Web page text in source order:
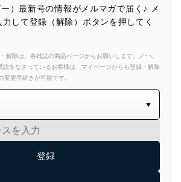
）最新号の情報がメルマガで届く♪ メ
して登録（解除）ボタンを押してく
除は、各雑誌の商品ページからお願いします。／~＼
読をなさっているお客様は、マイページからも登録・解除
変更手続きが可能です。